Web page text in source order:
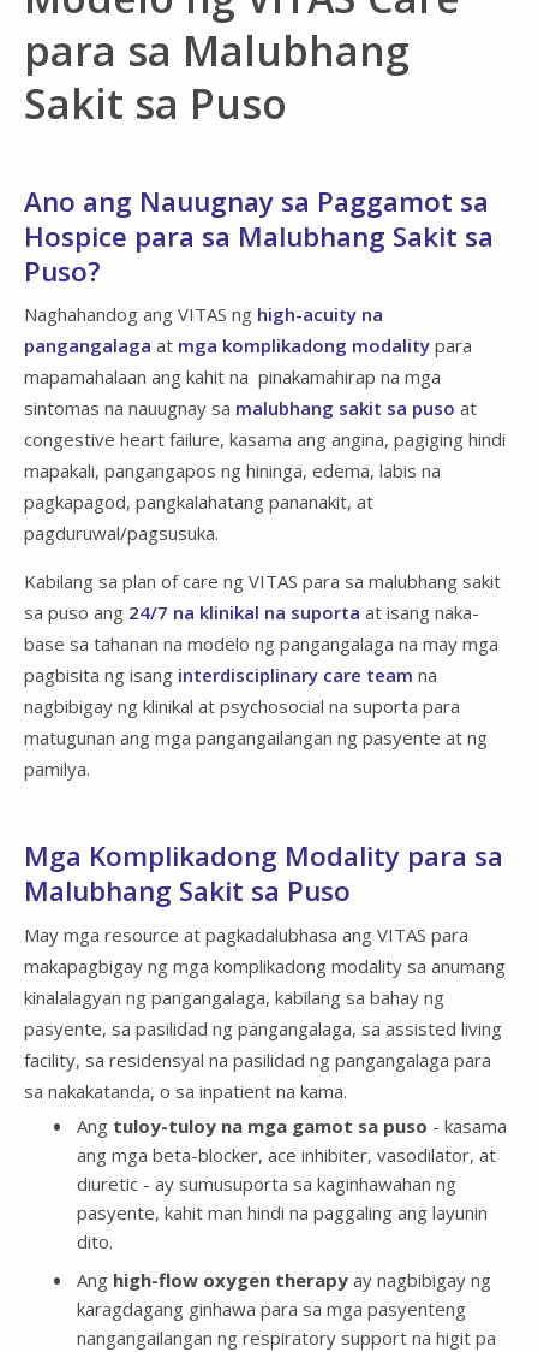
para sa Malubhang
Sakit sa Puso
Ano ang Nauugnay sa Paggamot sa
Hospice para sa Malubhang Sakit sa
Puso?
Naghahandog ang VITAS ng high-acuity na
pangangalaga at mga komplikadong modality para
mapamahalaan ang kahit na pinakamahirap na mga
sintomas na nauugnay sa malubhang sakit sa puso at
congestive heart failure, kasama ang angina, pagiging hindi
mapakali, pangangapos ng hininga, edema, labis na
pagkapagod, pangkalahatang pananakit, at
pagduruwal/pagsusuka.
Kabilang sa plan of care ng VITAS para sa malubhang sakit
sa puso ang 24/7 na klinikal na suporta at isang naka-
base sa tahanan na modelo ng pangangalaga na may mga
pagbisita ng isang interdisciplinary care team na
nagbibigay ng klinikal at psychosocial na suporta para
matugunan ang mga pangangailangan ng pasyente at ng
pamilya.
Mga Komplikadong Modality para sa
Malubhang Sakit sa Puso
May mga resource at pagkadalubhasa ang VITAS para
makapagbigay ng mga komplikadong modality sa anumang
kinalalagyan ng pangangalaga, kabilang sa bahay ng
pasyente, sa pasilidad ng pangangalaga, sa assisted living
facility, sa residensyal na pasilidad ng pangangalaga para
sa nakakatanda, o sa inpatient na kama.
Ang tuloy-tuloy na mga gamot sa puso - kasama
ang mga beta-blocker, ace inhibiter, vasodilator, at
diuretic - ay sumusuporta sa kaginhawahan ng
pasyente, kahit man hindi na paggaling ang layunin
dito.
Ang high-flow oxygen therapy ay nagbibigay ng
karagdagang ginhawa para sa mga pasyenteng
nangangailangan ng respiratory support na higit pa